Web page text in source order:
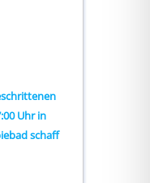
Uhr in
schaff